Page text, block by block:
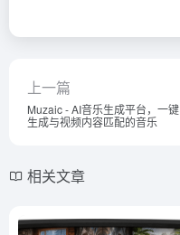
上一篇
Muzaic - AI音乐生成平台，一键
生成与视频内容匹配的音乐
相关文章